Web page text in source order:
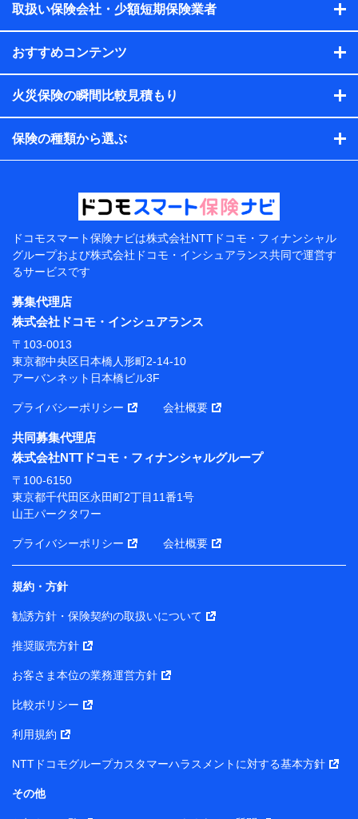
会社のサービスを案内、提供するため
析して、お客さまの趣味・嗜好・傾向に応じたサービス・商
各種セミナーの開催のため
コンサルティングサービスの実施のため
アンケートやキャンペーン等の実施のため
上記に係る案内・手続き・管理等付帯業務を行うため
当該個人データを取り扱う各共同利用者（詳細は次のと
東京都千代田区永田町2丁目11番1号 山王パークタワー
株式会社NTTドコモ 代表取締役社長 前田 義晃
東京都中央区日本橋人形町2-14-10 アーバンネット日
本橋ビル 3F
長 吉村 忠義
※ 当社および株式会社NTTドコモは、お客さまの情報
ソナルデータ憲章」に定める行動原則を順守します 。
※ パーソナルデータダッシュボードの「第三者提供の
管理」の設定状態にかかわらず、共同利用する場合があ
ります。
※ dポイントクラブ会員ではないお客さま（2019年12
月11日以降、一度もdポイントクラブ会員であったこと
がないお客さまに限る）に関する、2019年12月10日以
前に取得した個人データは、こちら の利用目的の範囲内
当社は株式会社NTTドコモ・フィナンシャルグループ
との間で、以下のとおり個人データを共同利用しま
す。
【共同して利用される利用データの項目】
当社または株式会社NTTドコモ・フィナンシャルグルー
の個人データ
基本情報
性、連絡先、dポイントサービスのご利用に関する情報。例
所、dポイント残高、dポイント利用履歴などが含まれます。
取扱い保険会社・少額短期保険業者
おすすめコンテンツ
火災保険の瞬間比較見積もり
保険の種類から選ぶ
ドコモスマート保険ナビは株式会社NTTドコモ・フィナンシャル
グループおよび株式会社ドコモ・インシュアランス共同で運営す
るサービスです
募集代理店
株式会社ドコモ・インシュアランス
〒103-0013
東京都中央区日本橋人形町2-14-10
アーバンネット日本橋ビル3F
プライバシーポリシー 会社概要
共同募集代理店
株式会社NTTドコモ・フィナンシャルグループ
〒100-6150
東京都千代田区永田町2丁目11番1号
山王パークタワー
プライバシーポリシー 会社概要
規約・方針
勧誘方針・保険契約の取扱いについて
推奨販売方針
お客さま本位の業務運営方針
比較ポリシー
利用規約
NTTドコモグループカスタマーハラスメントに対する基本方針
その他